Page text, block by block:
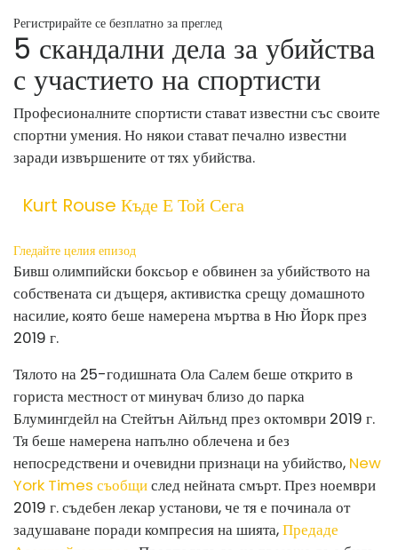
Регистрирайте се безплатно за преглед
5 скандални дела за убийства
с участието на спортисти
Професионалните спортисти стават известни със своите
спортни умения. Но някои стават печално известни
заради извършените от тях убийства.
Kurt Rouse Къде Е Той Сега
Гледайте целия епизод
Бивш олимпийски боксьор е обвинен за убийството на
собствената си дъщеря, активистка срещу домашното
насилие, която беше намерена мъртва в Ню Йорк през
2019 г.
Тялото на 25-годишната Ола Салем беше открито в
гориста местност от минувач близо до парка
Блумингдейл на Стейтън Айлънд през октомври 2019 г.
Тя беше намерена напълно облечена и без
непосредствени и очевидни признаци на убийство, New
York Times съобщислед нейната смърт. През ноември
2019 г. съдебен лекар установи, че тя е починала от
задушаване поради компресия на шията,Предаде